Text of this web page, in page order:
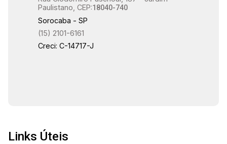
Paulistano, CEP:18040-740
Sorocaba - SP
(15) 2101-6161
Creci: C-14717-J
Links Úteis